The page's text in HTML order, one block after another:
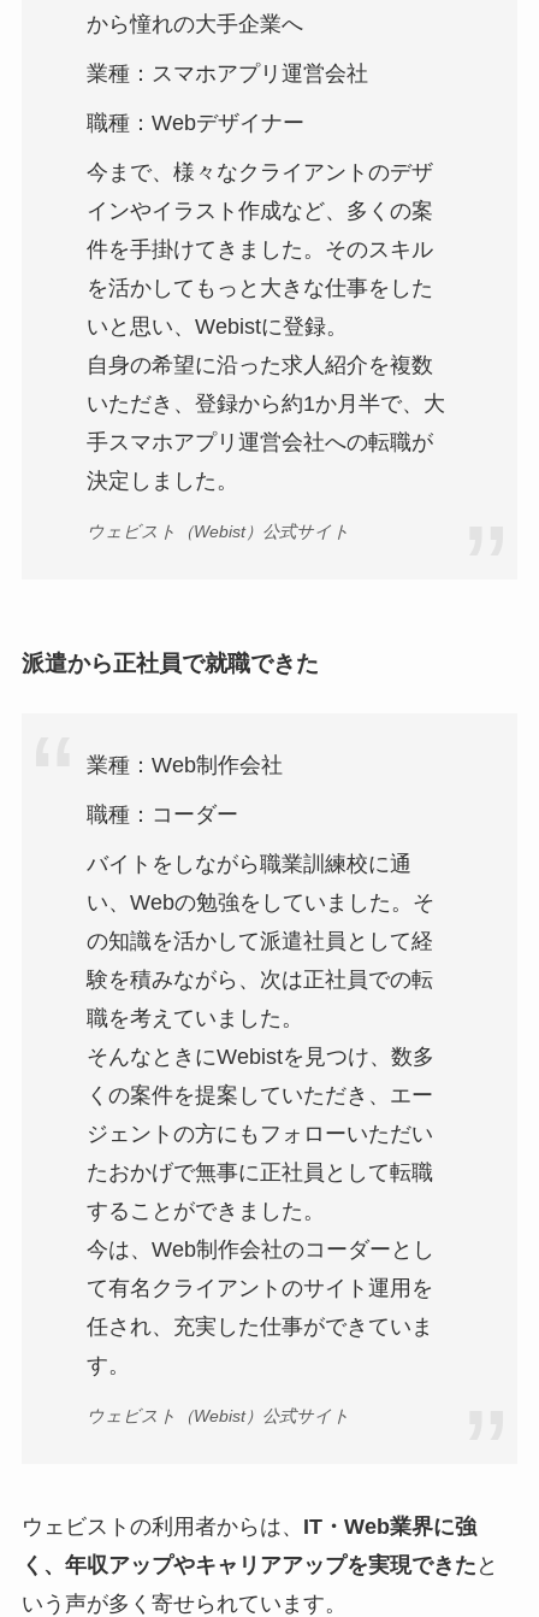
から憧れの大手企業へ
業種：スマホアプリ運営会社
職種：Webデザイナー
今まで、様々なクライアントのデザ
インやイラスト作成など、多くの案
件を手掛けてきました。そのスキル
を活かしてもっと大きな仕事をした
いと思い、Webistに登録。
自身の希望に沿った求人紹介を複数
いただき、登録から約1か月半で、大
手スマホアプリ運営会社への転職が
決定しました。
ウェビスト（Webist）公式サイト
派遣から正社員で就職できた
業種：Web制作会社
職種：コーダー
バイトをしながら職業訓練校に通
い、Webの勉強をしていました。そ
の知識を活かして派遣社員として経
験を積みながら、次は正社員での転
職を考えていました。
そんなときにWebistを見つけ、数多
くの案件を提案していただき、エー
ジェントの方にもフォローいただい
たおかげで無事に正社員として転職
することができました。
今は、Web制作会社のコーダーとし
て有名クライアントのサイト運用を
任され、充実した仕事ができていま
す。
ウェビスト（Webist）公式サイト
ウェビストの利用者からは、 IT・Web業界に強
く、年収アップやキャリアアップを実現できた と
いう声が多く寄せられています。